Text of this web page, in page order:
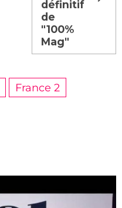
définitif
de
"100%
Mag"
France 2